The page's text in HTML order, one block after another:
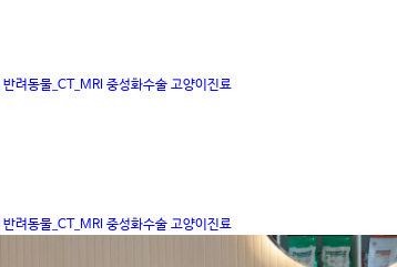
반려동물_CT_MRI 중성화수술 고양이진료
반려동물_CT_MRI 중성화수술 고양이진료